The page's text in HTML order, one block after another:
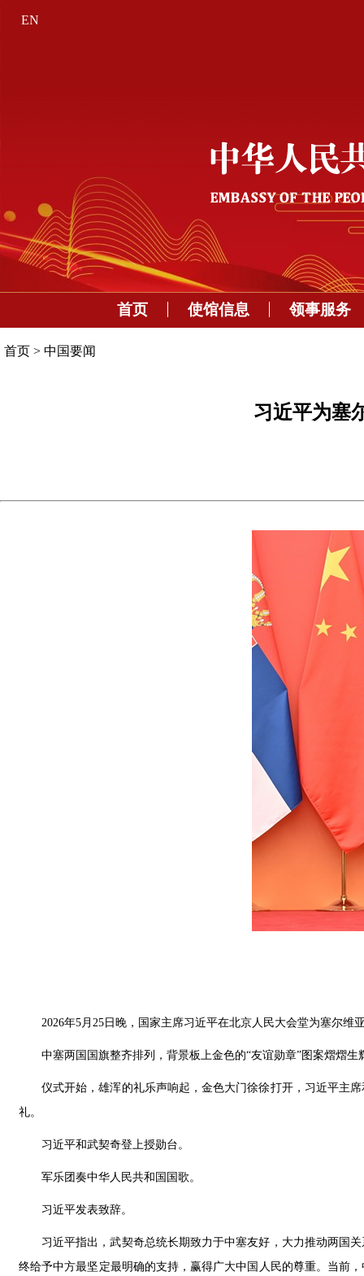
EN
首页 使馆信息 领事服务
首页 > 中国要闻
习近平为塞
2026年5月25日晚，国家主席习近平在北京人民大会堂为塞尔维
中塞两国国旗整齐排列，背景板上金色的“友谊勋章”图案熠熠
仪式开始，雄浑的礼乐声响起，金色大门徐徐打开，习近平主
礼。
习近平和武契奇登上授勋台。
军乐团奏中华人民共和国国歌。
习近平发表致辞。
习近平指出，武契奇总统长期致力于中塞友好，大力推动两国
终给予中方最坚定最明确的支持，赢得广大中国人民的尊重。当前